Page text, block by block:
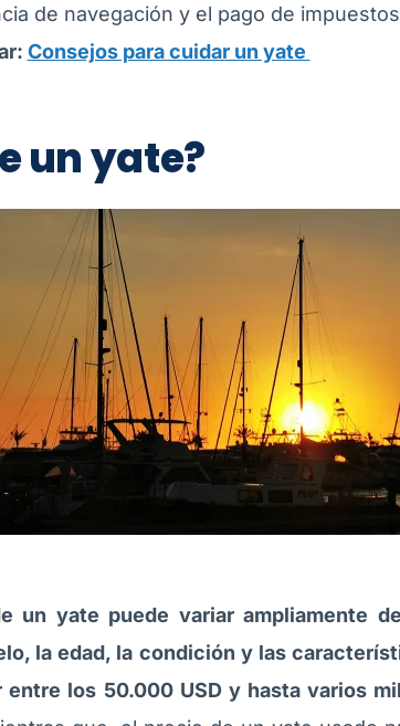
de navegación y el pago de
Consejos para cuidar un yate
un yate?
un yate puede variar ampliamente
la edad, la condición y las
los 50.000 USD y hasta varios